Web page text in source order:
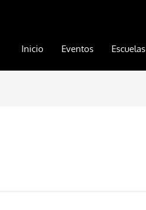
Inicio Eventos Escuelas